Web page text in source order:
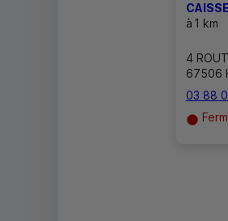
à 1 km
4
67506
03 88